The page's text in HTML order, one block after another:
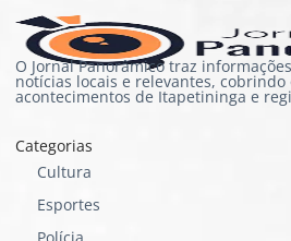
O Jornal Panorâmico traz
notícias locais e relevantes,
acontecimentos de Itapetininga e
Categorias
Cultura
Esportes